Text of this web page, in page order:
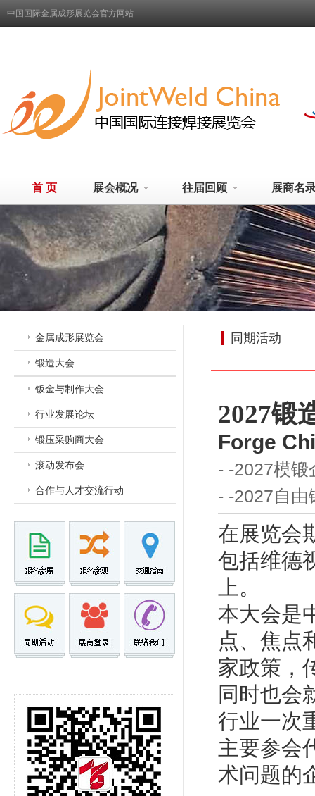
中国国际金属成形展览会官方网站
首 页 展会概况 往届回顾 展商名
金属成形展览会
锻造大会
钣金与制作大会
行业发展论坛
锻压采购商大会
滚动发布会
合作与人才交流行动
同期活动
2027锻
Forge
- -2027模锻
- -2027自由
在展览会
包括维德
上。
本大会是
点、焦点
家政策，
同时也会
行业一次
主要参会
术问题的